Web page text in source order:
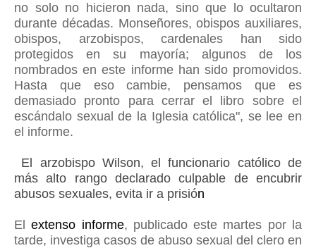
no solo no hicieron nada, sino que lo ocultaron
durante décadas. Monseñores, obispos auxiliares,
obispos, arzobispos, cardenales han sido
protegidos en su mayoría; algunos de los
nombrados en este informe han sido promovidos.
Hasta que eso cambie, pensamos que es
demasiado pronto para cerrar el libro sobre el
escándalo sexual de la Iglesia católica", se lee en
el informe.
El arzobispo Wilson, el funcionario católico de
más alto rango declarado culpable de encubrir
abusos sexuales, evita ir a prisión
Elextenso informe, publicado este martes por la
tarde, investiga casos de abuso sexual del clero en